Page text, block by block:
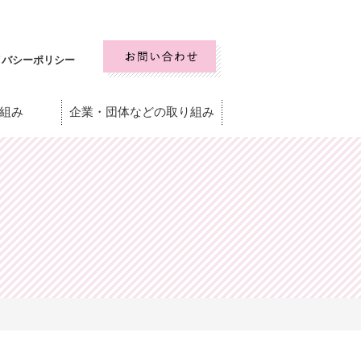
シーポリシー
み 企業・団体などの取り組み